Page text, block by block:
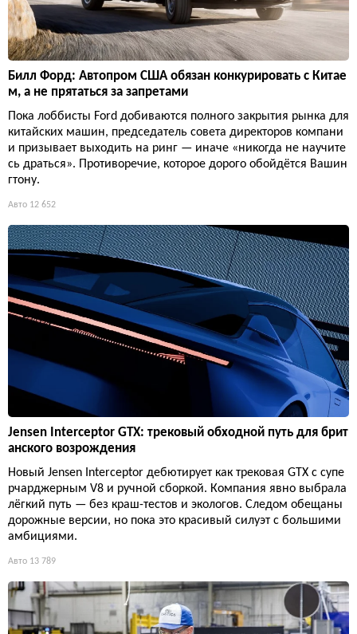
Билл Форд: Автопром США обязан конкурировать с Китае
м, а не прятаться за запретами
Пока лоббисты Ford добиваются полного закрытия рынка для
китайских машин, председатель совета директоров компани
и призывает выходить на ринг — иначе «никогда не научите
сь драться». Противоречие, которое дорого обойдётся Вашин
гтону.
Авто 12 652
Jensen Interceptor GTX: трековый обходной путь для брит
анского возрождения
Новый Jensen Interceptor дебютирует как трековая GTX с супе
рчарджерным V8 и ручной сборкой. Компания явно выбрала
лёгкий путь — без краш-тестов и экологов. Следом обещаны
дорожные версии, но пока это красивый силуэт с большими
амбициями.
Авто 13 789